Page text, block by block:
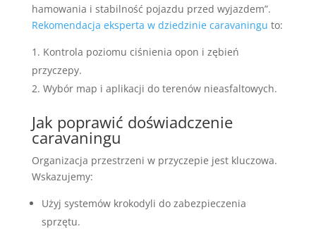
hamowania i stabilność pojazdu przed wyjazdem”.
Rekomendacja eksperta w dziedzinie caravaningu to:
Kontrola poziomu ciśnienia opon i zębień
przyczepy.
Wybór map i aplikacji do terenów nieasfaltowych.
Jak poprawić doświadczenie
caravaningu
Organizacja przestrzeni w przyczepie jest kluczowa.
Wskazujemy:
Użyj systemów krokodyli do zabezpieczenia
sprzętu.